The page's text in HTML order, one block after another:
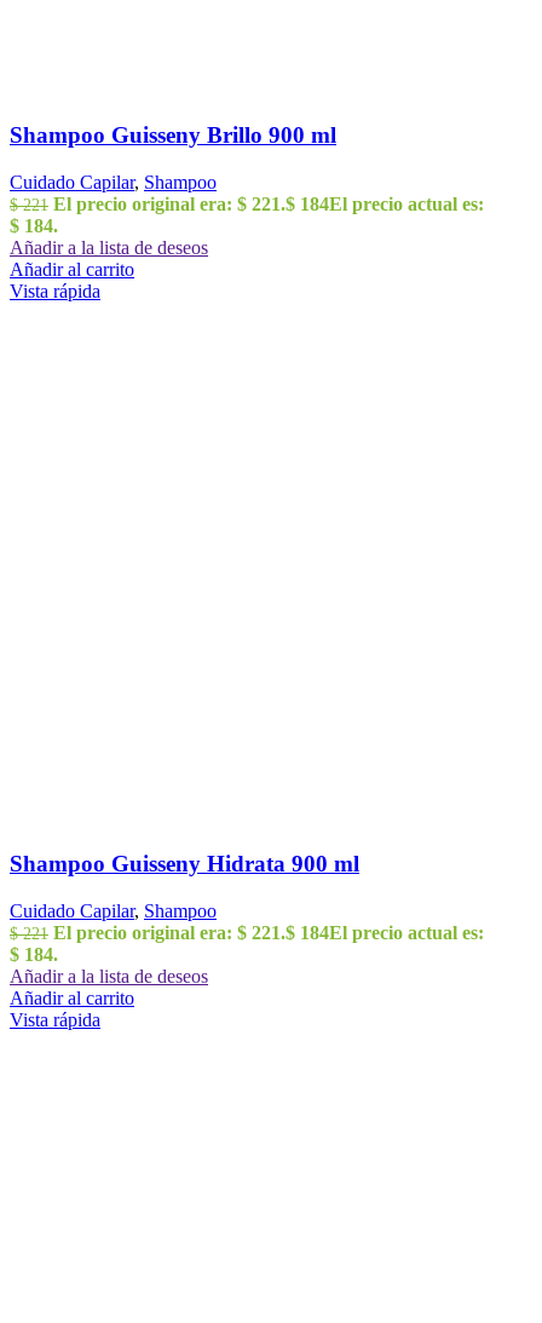
Shampoo Guisseny Brillo 900 ml
Cuidado Capilar, Shampoo
$221 El precio original era: $ 221.$ 184El precio actual es:
$ 184.
Añadir a la lista de deseos
Añadir al carrito
Vista rápida
Shampoo Guisseny Hidrata 900 ml
Cuidado Capilar, Shampoo
$221 El precio original era: $ 221.$ 184El precio actual es:
$ 184.
Añadir a la lista de deseos
Añadir al carrito
Vista rápida